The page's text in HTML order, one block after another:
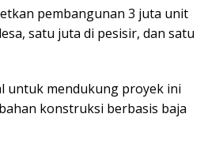
pembangunan 3 juta unit
satu juta di pesisir, dan satu
untuk mendukung proyek ini
konstruksi berbasis baja